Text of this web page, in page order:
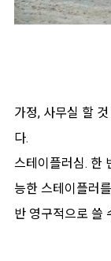
가정, 사무실 할
다.
스테이플러심. 한
능한 스테이플러
반 영구적으로 쓸